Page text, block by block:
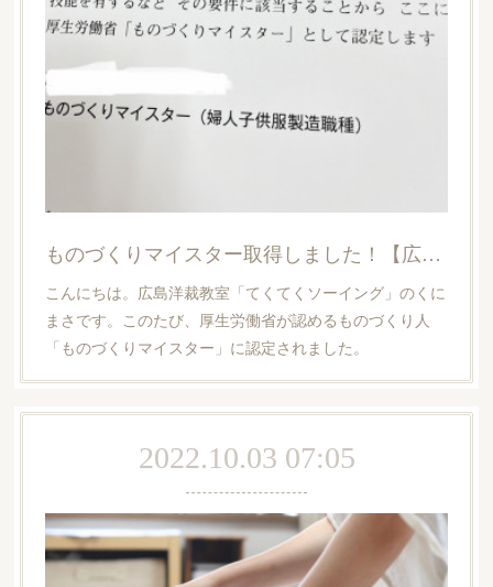
ものづくりマイスター取得しました！【広島洋裁教室・てくてくソーイング】
こんにちは。広島洋裁教室「てくてくソーイング」のくに
まさです。このたび、厚生労働省が認めるものづくり人
「ものづくりマイスター」に認定されました。
2022.10.03 07:05